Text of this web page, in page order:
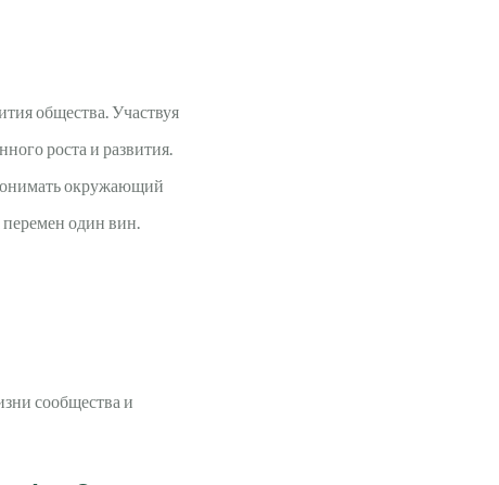
общества. Участвуя
роста и развития.
окружающий
один вин.
сообщества и